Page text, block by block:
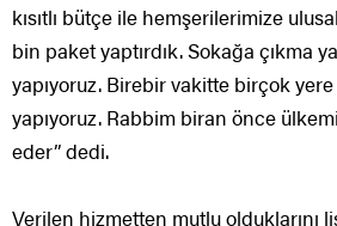
kısıtlı bütçe ile hemşerilerimize
bin paket yaptırdık. Sokağa çıkma
yapıyoruz. Birebir vakitte birçok
yapıyoruz. Rabbim biran önce
eder” dedi.
Verilen hizmetten mutlu olduklarını